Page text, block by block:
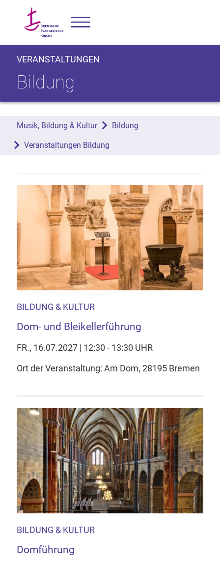
VERANSTALTUNGEN
Bildung
Musik, Bildung & Kultur Bildung
Veranstaltungen Bildung
BILDUNG & KULTUR
Dom- und Bleikellerführung
FR., 16.07.2027 | 12:30 - 13:30 UHR
Ort der Veranstaltung: Am Dom, 28195 Bremen
BILDUNG & KULTUR
Domführung